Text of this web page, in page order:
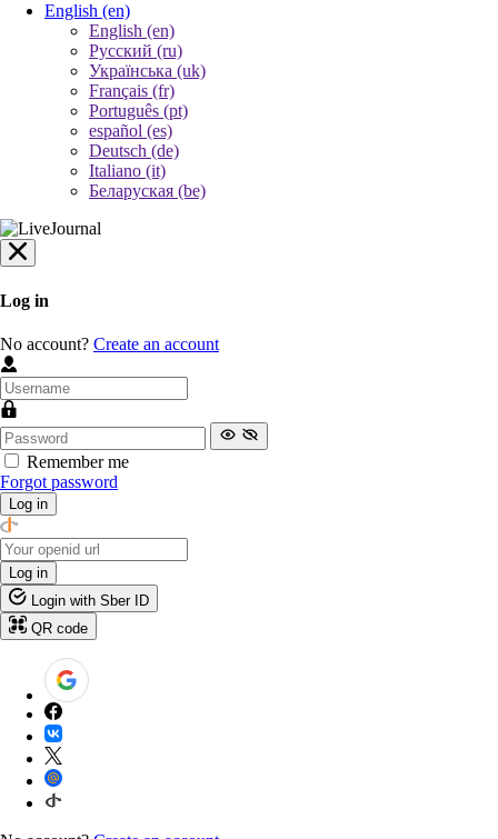
English (en)
English (en)
Русский (ru)
Українська (uk)
Français (fr)
Português (pt)
español (es)
Deutsch (de)
Italiano (it)
Беларуская (be)
Log in
No account? Create an account
Remember me
Forgot password
Log in
Log in
Login with Sber ID
QR code